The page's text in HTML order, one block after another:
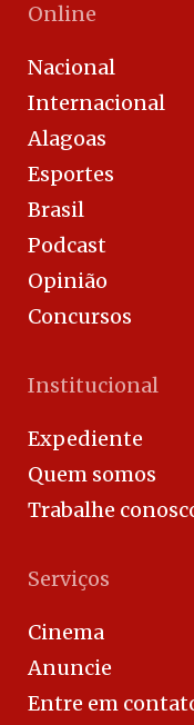
Online
Nacional
Internacional
Alagoas
Esportes
Brasil
Podcast
Opinião
Concursos
Institucional
Expediente
Quem somos
Trabalhe
Serviços
Cinema
Anuncie
Entre em